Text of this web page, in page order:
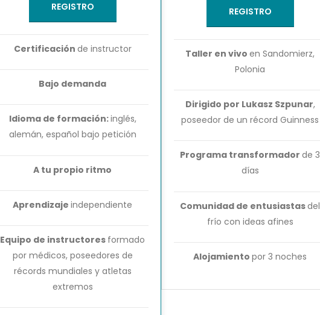
REGISTRO
Certificación de instructor
Bajo demanda
Idioma de formación:inglés,
alemán, español bajo petición
A tu propio ritmo
Aprendizaje independiente
Equipo de instructores formado
por médicos, poseedores de
récords mundiales y atletas
extremos
REGISTRO
Taller en vivo en Sandomierz,
Polonia
Dirigido por Lukasz Szpunar,
poseedor de un récord Guinness
Programa transformador de 3
días
Comunidad de entusiastasdel
frío con ideas afines
Alojamiento por 3 noches